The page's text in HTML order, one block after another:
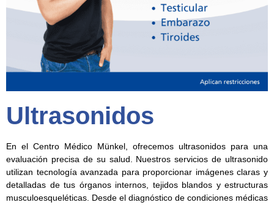
Ultrasonidos
En el Centro Médico Münkel, ofrecemos ultrasonidos para una
evaluación precisa de su salud. Nuestros servicios de ultrasonido
utilizan tecnología avanzada para proporcionar imágenes claras y
detalladas de tus órganos internos, tejidos blandos y estructuras
musculoesqueléticas. Desde el diagnóstico de condiciones médicas